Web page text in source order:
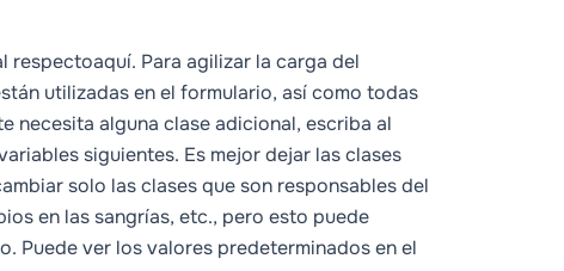
respectoaquí. Para agilizar la carga del
utilizadas en el formulario, así como todas
necesita alguna clase adicional, escriba al
siguientes. Es mejor dejar las clases
solo las clases que son responsables del
en las sangrías, etc., pero esto puede
Puede ver los valores predeterminados en el